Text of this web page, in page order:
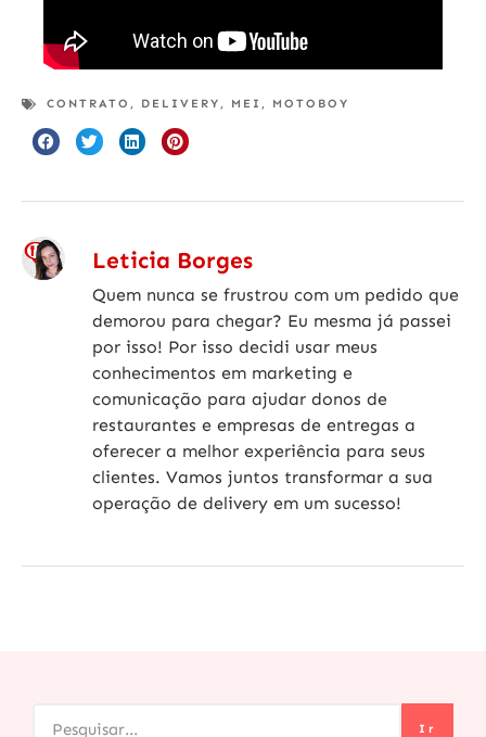
CONTRATO , DELIVERY , MEI , MOTOBOY
Leticia Borges
Quem nunca se frustrou com um pedido que
demorou para chegar? Eu mesma já passei
por isso! Por isso decidi usar meus
conhecimentos em marketing e
comunicação para ajudar donos de
restaurantes e empresas de entregas a
oferecer a melhor experiência para seus
clientes. Vamos juntos transformar a sua
operação de delivery em um sucesso!
Ir